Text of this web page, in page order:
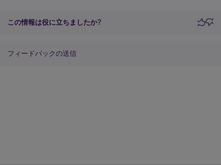
この情報は役に立ちましたか?
フィードバックの送信